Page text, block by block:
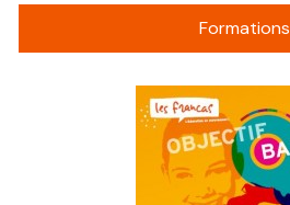
Formations